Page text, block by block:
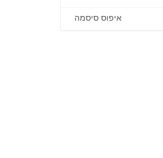
איפוס סיסמה